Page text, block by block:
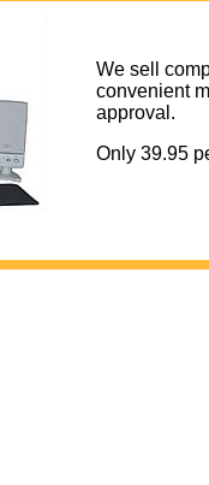
We sell
convenient
approval.
Only 39.95